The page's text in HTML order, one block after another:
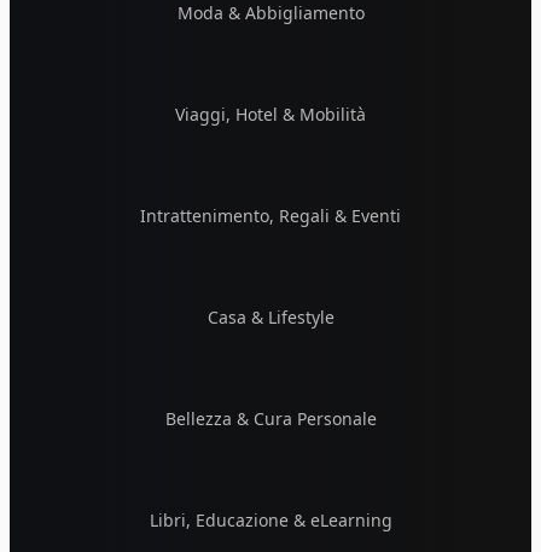
Moda & Abbigliamento
Viaggi, Hotel & Mobilità
Intrattenimento, Regali & Eventi
Casa & Lifestyle
Bellezza & Cura Personale
Libri, Educazione & eLearning